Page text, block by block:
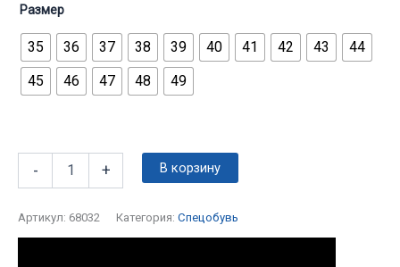
Размер
35 36 37 38 39 40 41 42 43
44
45
46 47 48 49
- + В корзину
Артикул: 68032 Категория: Спецобувь